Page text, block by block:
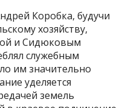
Коробка, будучи
хозяйству,
и Сидюковым
служебным
им значительно
уделяется
земель